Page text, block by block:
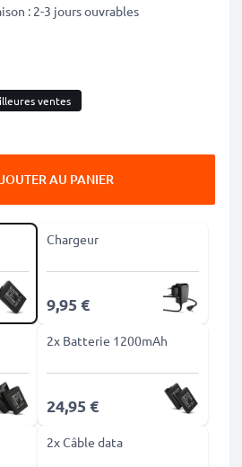
: 2-3 jours ouvrables
ventes
AU PANIER
Chargeur
9,95 €
2x Batterie 1200mAh
24,95 €
2x Câble data